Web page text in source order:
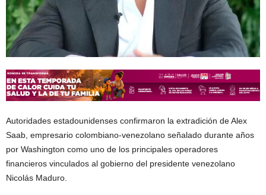
Autoridades estadounidenses confirmaron la extradición de Alex
Saab, empresario colombiano-venezolano señalado durante años
por Washington como uno de los principales operadores
financieros vinculados al gobierno del presidente venezolano
Nicolás Maduro.